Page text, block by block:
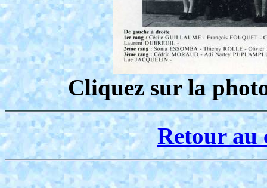
Cliquez sur la
Retour au